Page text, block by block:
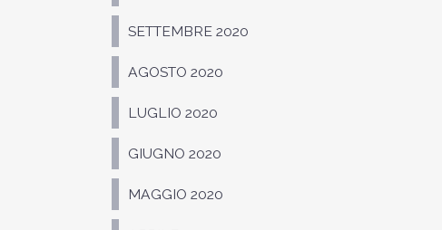
SETTEMBRE 2020
AGOSTO 2020
LUGLIO 2020
GIUGNO 2020
MAGGIO 2020